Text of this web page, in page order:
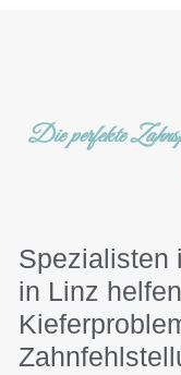
Die perfekte
Spezialisten
in Linz